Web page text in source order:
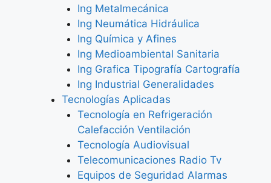
Ing Metalmecánica
Ing Neumática Hidráulica
Ing Química y Afines
Ing Medioambiental Sanitaria
Ing Grafica Tipografía Cartografía
Ing Industrial Generalidades
Tecnologías Aplicadas
Tecnología en Refrigeración
Calefacción Ventilación
Tecnología Audiovisual
Telecomunicaciones Radio Tv
Equipos de Seguridad Alarmas